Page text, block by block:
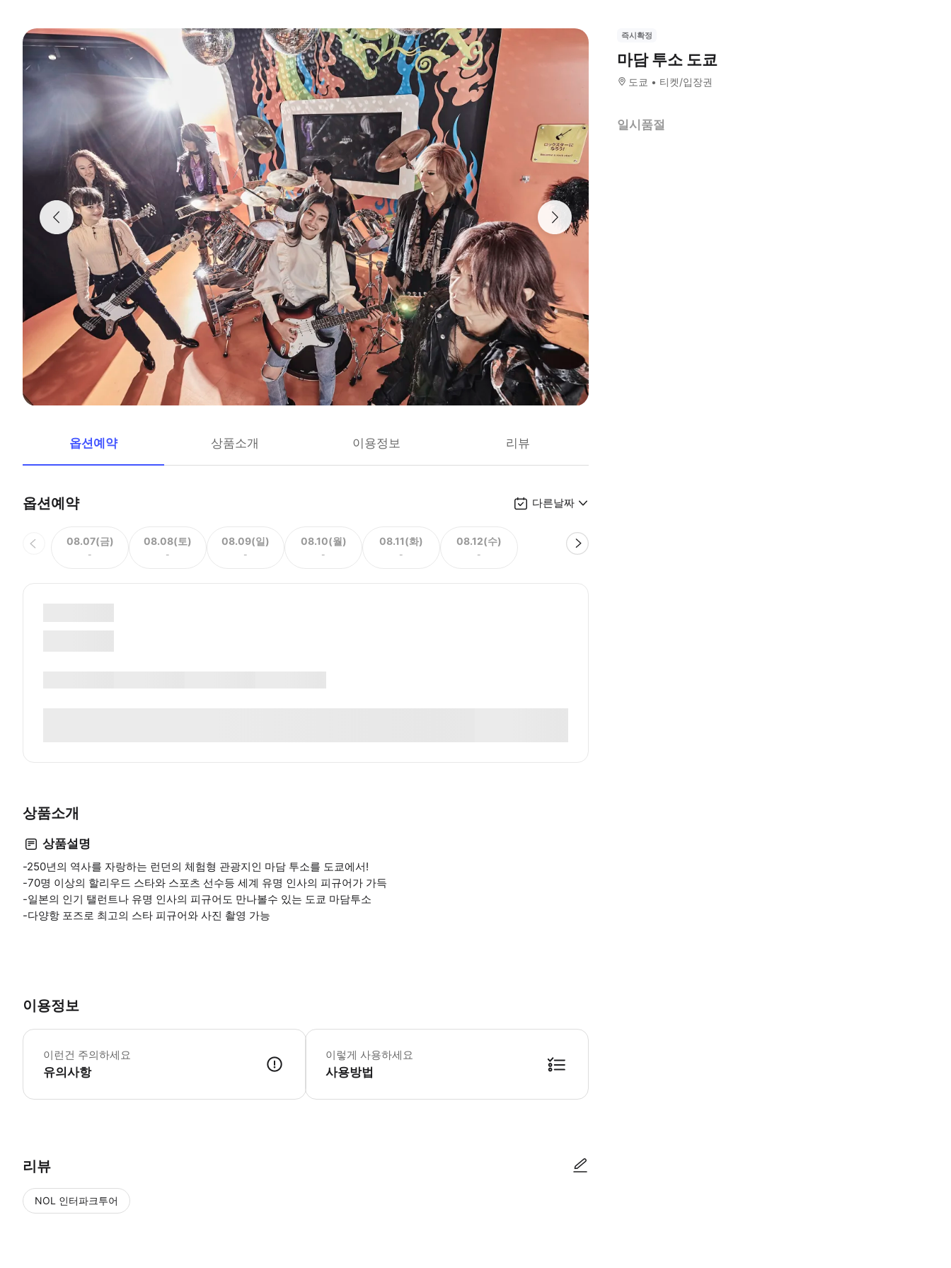
옵션예약 상품소개 이용정보 리뷰
옵션예약 다른날짜
08.07(금)
-
08.08(토)
-
08.09(일)
-
08.10(월)
-
08.11(화)
-
08.12(수)
-
상품소개
상품설명
-250년의 역사를 자랑하는 런던의 체험형 관광지인 마담 투소를 도쿄에서!
-70명 이상의 할리우드 스타와 스포츠 선수등 세계 유명 인사의 피규어가 가득
-일본의 인기 탤런트나 유명 인사의 피규어도 만나볼수 있는 도쿄 마담투소
-다양항 포즈로 최고의 스타 피규어와 사진 촬영 가능
이용정보
이런건 주의하세요
유의사항
만 3세 미만 어린이는 무료 입장이 가능합니다. 성인 요금은 중학생 이상부터 적용됩니다. 보호자 없는 경우 미취학 아동은 입장이 불가능합니다.
이렇게 사용하세요
사용방법
리뷰
NOL 인터파크투어
즉시확정
마담 투소 도쿄
도쿄 티켓/입장권
일시품절